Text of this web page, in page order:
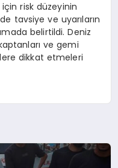
risk düzeyinin
tavsiye ve uyarıların
belirtildi. Deniz
ve gemi
dikkat etmeleri